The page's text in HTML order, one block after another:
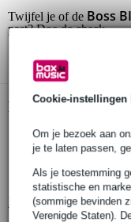
Cookie-instellingen
Om je bezoek aan
je te laten passen,
Als je toestemming
statistische en
(sommige bevinden
Verenigde Staten).
Twijfel je of deBoss
past? Doe de check.
Productinformatie
BOSS instrumentkabel
serie: BIC
kabellengte: 4.5 m (15
Bekijk alle